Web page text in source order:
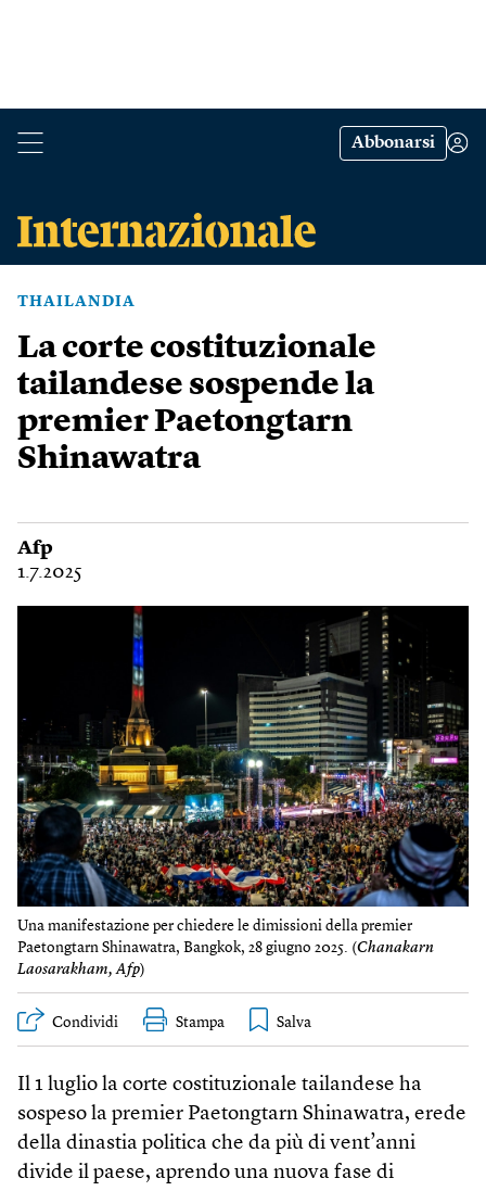
Abbonarsi
THAILANDIA
La corte costituzionale
tailandese sospende la
premier Paetongtarn
Shinawatra
Afp
1.7.2025
Una manifestazione per chiedere le dimissioni della premier
Paetongtarn Shinawatra, Bangkok, 28 giugno 2025. (Chanakarn
Laosarakham, Afp)
Condividi Stampa
Il 1 luglio la corte costituzionale tailandese ha
sospeso la premier Paetongtarn Shinawatra, erede
della dinastia politica che da più di vent’anni
divide il paese, aprendo una nuova fase di